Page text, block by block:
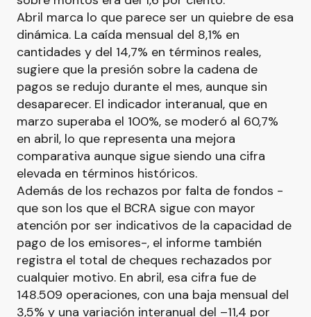
Abril marca lo que parece ser un quiebre de esa
dinámica. La caída mensual del 8,1% en
cantidades y del 14,7% en términos reales,
sugiere que la presión sobre la cadena de
pagos se redujo durante el mes, aunque sin
desaparecer. El indicador interanual, que en
marzo superaba el 100%, se moderó al 60,7%
en abril, lo que representa una mejora
comparativa aunque sigue siendo una cifra
elevada en términos históricos.
Además de los rechazos por falta de fondos -
que son los que el BCRA sigue con mayor
atención por ser indicativos de la capacidad de
pago de los emisores-, el informe también
registra el total de cheques rechazados por
cualquier motivo. En abril, esa cifra fue de
148.509 operaciones, con una baja mensual del
3,5% y una variación interanual del –11,4 por